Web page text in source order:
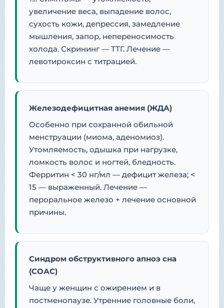
увеличение веса, выпадение волос,
сухость кожи, депрессия, замедление
мышления, запор, непереносимость
холода. Скрининг — ТТГ. Лечение —
левотироксин с титрацией.
Железодефицитная анемия (ЖДА)
Особенно при сохранной обильной
менструации (миома, аденомиоз).
Утомляемость, одышка при нагрузке,
ломкость волос и ногтей, бледность.
Ферритин < 30 нг/мл — дефицит железа; <
15 — выраженный. Лечение —
пероральное железо + лечение основной
причины.
Синдром обструктивного апноэ сна
(СОАС)
Чаще у женщин с ожирением и в
постменопаузе. Утренние головные боли,